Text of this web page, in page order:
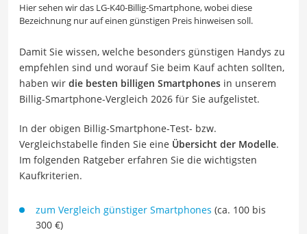
Hier sehen wir das LG-K40-Billig-Smartphone, wobei diese
Bezeichnung nur auf einen günstigen Preis hinweisen soll.
Damit Sie wissen, welche besonders günstigen Handys zu
empfehlen sind und worauf Sie beim Kauf achten sollten,
haben wir die besten billigen Smartphones in unserem
Billig-Smartphone-Vergleich 2026 für Sie aufgelistet.
In der obigen Billig-Smartphone-Test- bzw.
Vergleichstabelle finden Sie eine Übersicht der Modelle.
Im folgenden Ratgeber erfahren Sie die wichtigsten
Kaufkriterien.
zum Vergleich günstiger Smartphones (ca. 100 bis
300 €)